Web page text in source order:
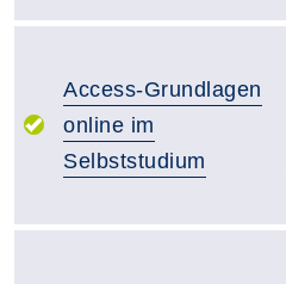
Access-Grundlagen
online im
Selbststudium